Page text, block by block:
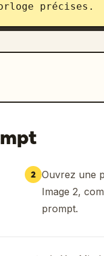
précises.
2 Ouvrez une
Image 2,
prompt.